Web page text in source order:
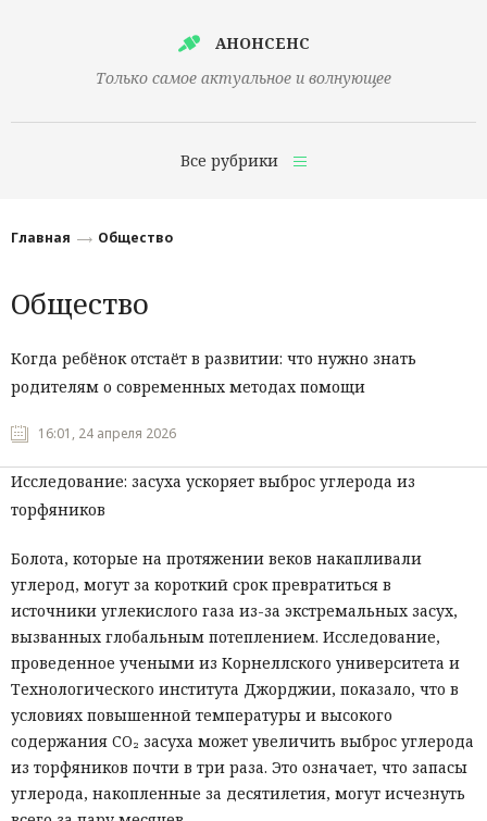
АНОНСЕНС
Только самое актуальное и волнующее
Все рубрики
Технологии
Культура
Общество
Политика
Мнения
Происшествия
Главная Общество
Общество
Когда ребёнок отстаёт в развитии: что нужно знать
родителям о современных методах помощи
16:01, 24 апреля 2026
Исследование: засуха ускоряет выброс углерода из
торфяников
Болота, которые на протяжении веков накапливали
углерод, могут за короткий срок превратиться в
источники углекислого газа из-за экстремальных засух,
вызванных глобальным потеплением. Исследование,
проведенное учеными из Корнеллского университета и
Технологического института Джорджии, показало, что в
условиях повышенной температуры и высокого
содержания CO₂ засуха может увеличить выброс углерода
из торфяников почти в три раза. Это означает, что запасы
углерода, накопленные за десятилетия, могут исчезнуть